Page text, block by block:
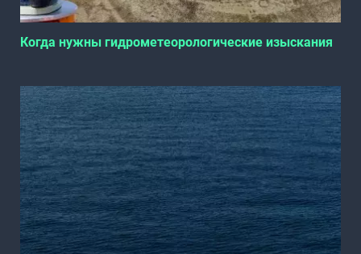
Когда нужны гидрометеорологические изыскания